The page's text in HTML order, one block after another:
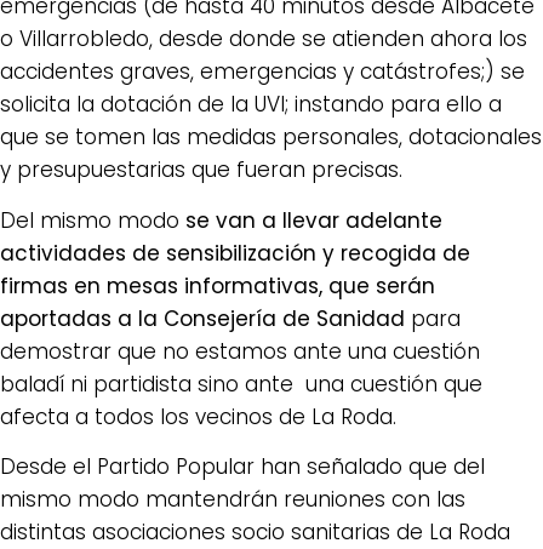
emergencias (de hasta 40 minutos desde Albacete
o Villarrobledo, desde donde se atienden ahora los
accidentes graves, emergencias y catástrofes;) se
solicita la dotación de la UVI; instando para ello a
que se tomen las medidas personales, dotacionales
y presupuestarias que fueran precisas.
Del mismo modo se van a llevar adelante
actividades de sensibilización y recogida de
firmas en mesas informativas, que serán
aportadas a la Consejería de Sanidad para
demostrar que no estamos ante una cuestión
baladí ni partidista sino ante una cuestión que
afecta a todos los vecinos de La Roda.
Desde el Partido Popular han señalado que del
mismo modo mantendrán reuniones con las
distintas asociaciones socio sanitarias de La Roda